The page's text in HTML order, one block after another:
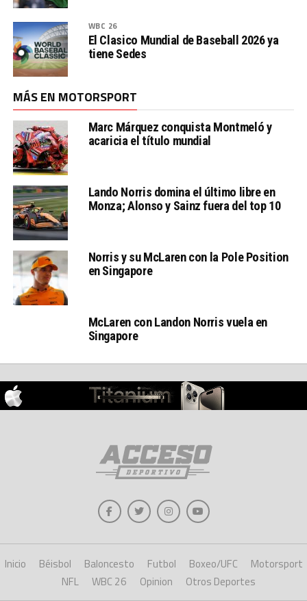
WBC 26
El Clasico Mundial de Baseball 2026 ya
tiene Sedes
MÁS EN MOTORSPORT
Marc Márquez conquista Montmeló y
acaricia el título mundial
Lando Norris domina el último libre en
Monza; Alonso y Sainz fuera del top 10
Norris y su McLaren con la Pole Position
en Singapore
McLaren con Landon Norris vuela en
Singapore
Inicio Béisbol Baloncesto Futbol Boxeo/UFC
Motorsport
NFL
WBC 26 Opinion Otros Deportes